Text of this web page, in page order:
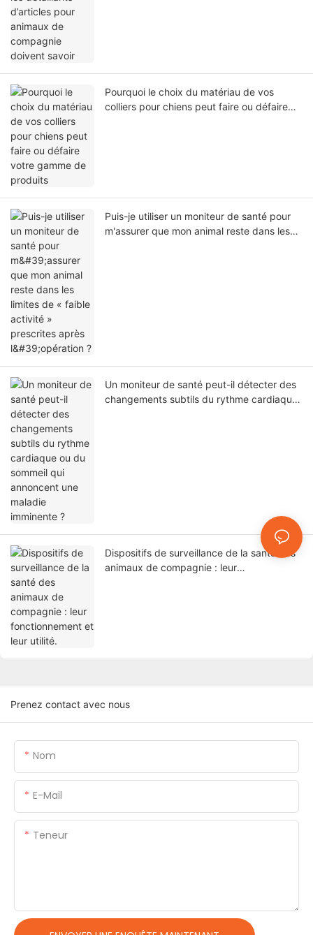
Pourquoi le choix du matériau de vos
colliers pour chiens peut faire ou défaire
Puis-je utiliser un moniteur de santé pour
m'assurer que mon animal reste dans les
Un moniteur de santé peut-il détecter des
changements subtils du rythme cardiaque
Dispositifs de surveillance de la santé des
animaux de compagnie : leur
Prenez contact avec nous
Nom
E-Mail
Teneur